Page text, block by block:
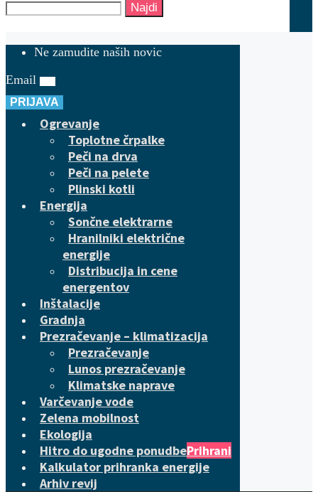
Najdi
Ne zamudite naših novic
Email
PRIJAVA
Ogrevanje
Toplotne črpalke
Peči na drva
Peči na pelete
Plinski kotli
Energija
Sončne elektrarne
Hranilniki električne
energije
Distribucija in cene
energentov
Inštalacije
Gradnja
Prezračevanje – klimatizacija
Prezračevanje
Lunos prezračevanje
Klimatske naprave
Varčevanje vode
Zelena mobilnost
Ekologija
Hitro do ugodne ponudbePrihrani
Kalkulator prihranka energije
Arhiv revij